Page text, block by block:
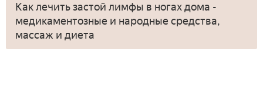
Как лечить застой лимфы в ногах дома -
медикаментозные и народные средства,
массаж и диета